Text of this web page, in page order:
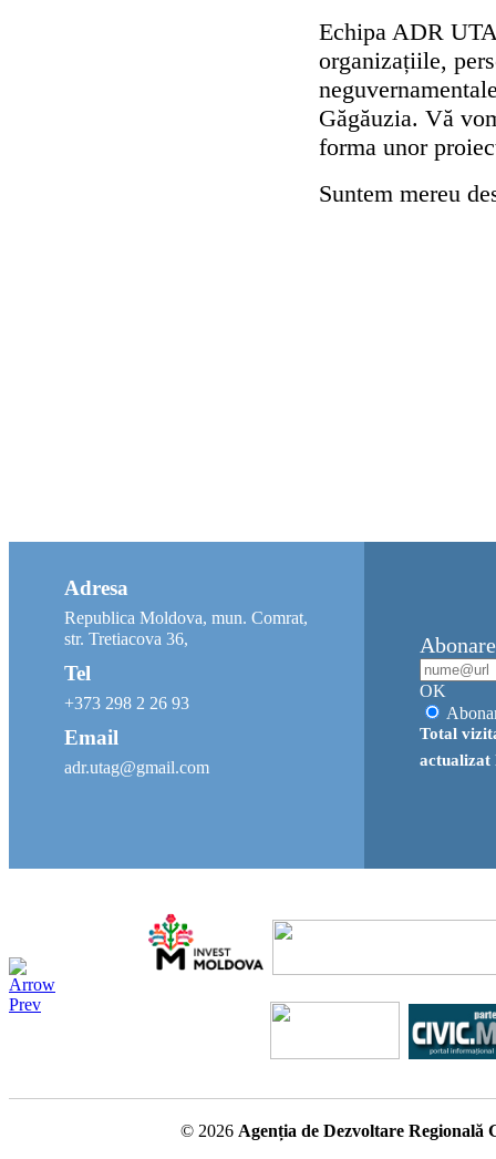
Echipa ADR
organizațiile,
Găgăuzia. Vă
forma unor
Suntem mereu
Adresa
Republica Moldova, mun. Comrat,
str. Tretiacova 36,
Tel
+373 298 2 26 93
Email
adr.utag@gmail.com
OK
Total
© 2026 Agenția de Dezvoltare Regională